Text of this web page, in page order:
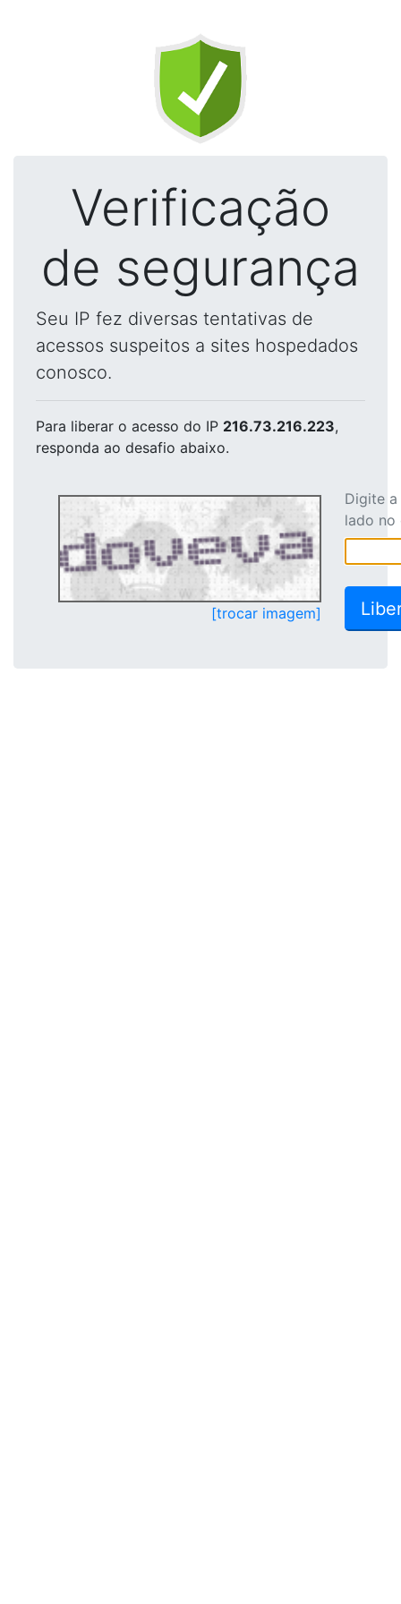
Verificação
de segurança
Seu IP fez diversas tentativas de
acessos suspeitos a sites hospedados
conosco.
Para liberar o acesso do IP 216.73.216.223,
responda ao desafio abaixo.
[trocar imagem]
Digite
lado no